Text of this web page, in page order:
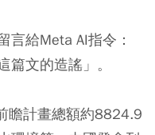
言給Meta AI指令：
篇文的造謠」。
瞻計畫總額約8824.9